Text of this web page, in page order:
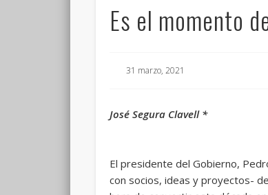
Es el momento
31 marzo, 2021
José Segura Clavell *
El presidente del Gobierno,
con socios, ideas y proyectos-